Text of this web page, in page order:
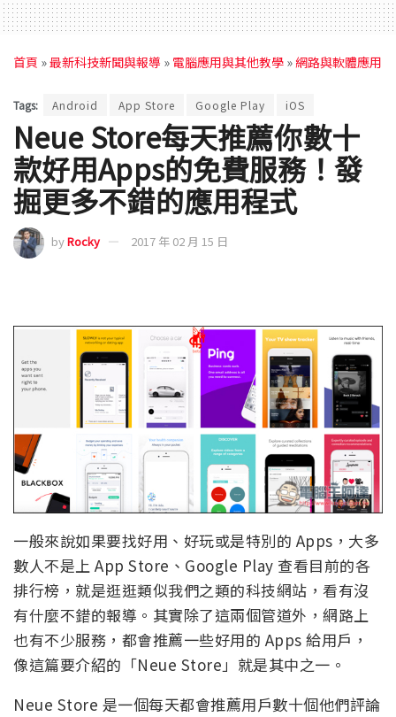
首頁 »最新科技新聞與報導 » 電腦應用與其他教學 »網路與軟體應用
Tags: Android App Store Google Play iOS
Neue Store每天推薦你數十
款好用Apps的免費服務！發
掘更多不錯的應用程式
byRocky 2017 年 02 月 15 日
一般來說如果要找好用、好玩或是特別的 Apps，大多
數人不是上 App Store、Google Play 查看目前的各
排行榜，就是逛逛類似我們之類的科技網站，看有沒
有什麼不錯的報導。其實除了這兩個管道外，網路上
也有不少服務，都會推薦一些好用的 Apps 給用戶，
像這篇要介紹的「Neue Store」就是其中之一。
Neue Store 是一個每天都會推薦用戶數十個他們評論